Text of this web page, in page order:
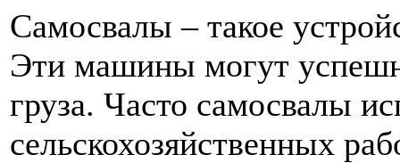
Самосвалы – такое
Эти машины могут
груза. Часто самосвалы
сельскохозяйственных